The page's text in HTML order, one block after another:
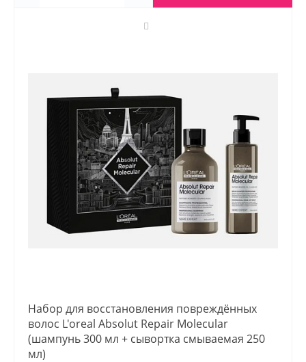
Набор для восстановления повреждённых
волос L'oreal Absolut Repair Molecular
(шампунь 300 мл + сывортка смываемая 250
мл)